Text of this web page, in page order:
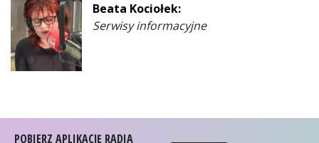
Janusz Bosowski:
Prezenter
POBIERZ APLIKACJĘ RADIA